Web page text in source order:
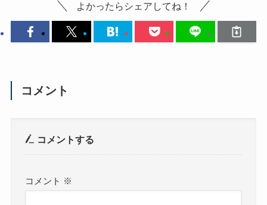
よかったらシェアしてね！
コメント
コメントする
コメント ※